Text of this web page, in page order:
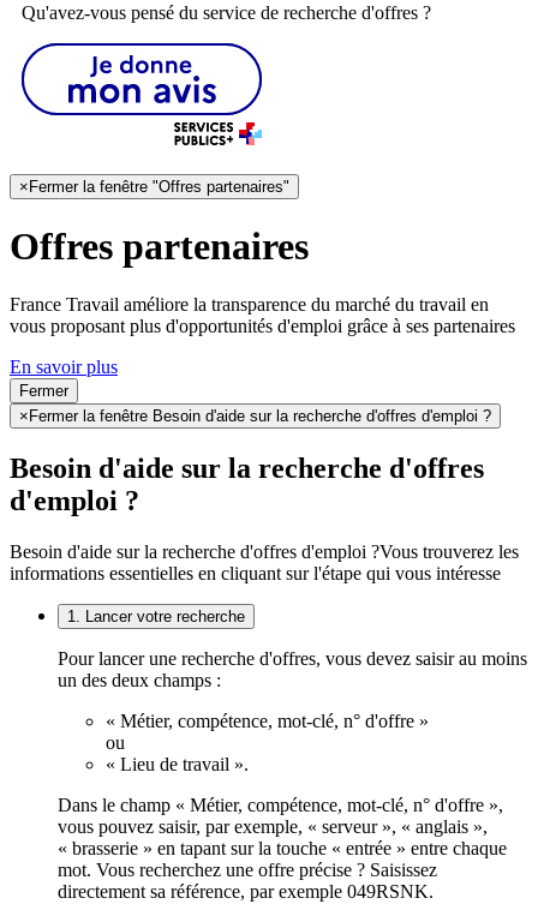
Qu'avez-vous pensé du service de recherche d'offres ?
×Fermer la fenêtre "Offres partenaires"
Offres partenaires
France Travail améliore la transparence du marché du travail en
vous proposant plus d'opportunités d'emploi grâce à ses partenaires
En savoir plus
Fermer
× Fermer la fenêtre Besoin d'aide sur la recherche d'offres d'emploi ?
Besoin d'aide sur la recherche d'offres
d'emploi ?
Besoin d'aide sur la recherche d'offres d'emploi ?Vous trouverez les
informations essentielles en cliquant sur l'étape qui vous intéresse
1. Lancer votre recherche
Pour lancer une recherche d'offres, vous devez saisir au moins
un des deux champs :
« Métier, compétence, mot-clé, n° d'offre »
ou
« Lieu de travail ».
Dans le champ « Métier, compétence, mot-clé, n° d'offre »,
vous pouvez saisir, par exemple, « serveur », « anglais »,
« brasserie » en tapant sur la touche « entrée » entre chaque
mot. Vous recherchez une offre précise ? Saisissez
directement sa référence, par exemple 049RSNK.